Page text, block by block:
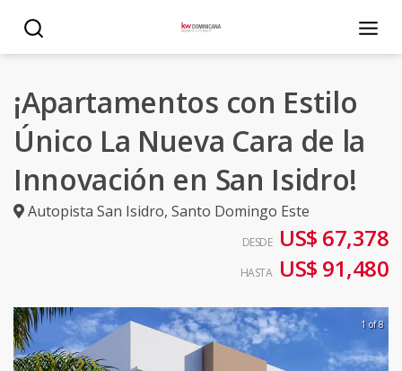
¡Apartamentos con Estilo
Único La Nueva Cara de la
Innovación en San Isidro!
Autopista San Isidro, Santo Domingo Este
DESDE US$ 67,378
HASTA US$ 91,480
1 of 8